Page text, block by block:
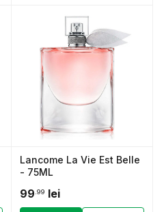
Lancome La Vie Est Belle
- 75ML
99 .99 lei